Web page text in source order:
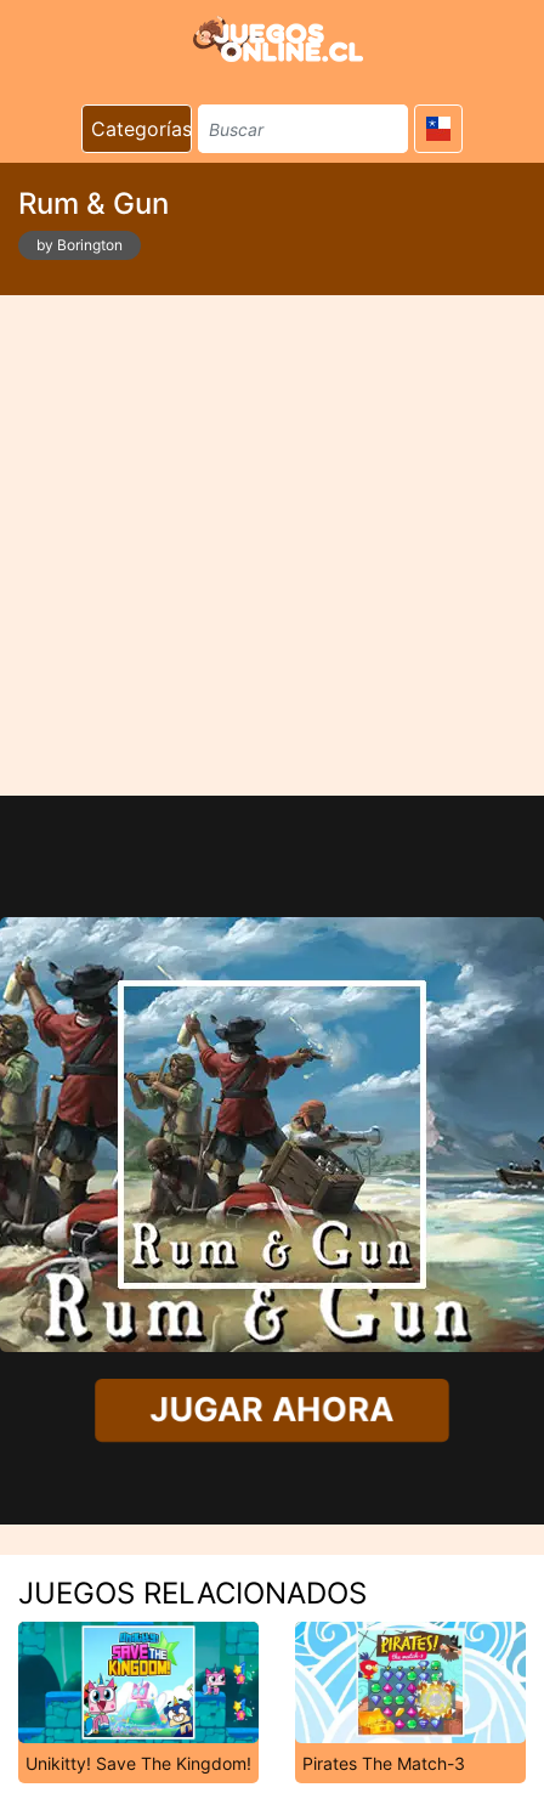
Categorías
Rum & Gun
by Borington
JUGAR AHORA
JUEGOS RELACIONADOS
Unikitty! Save The Kingdom! Pirates The Match-3